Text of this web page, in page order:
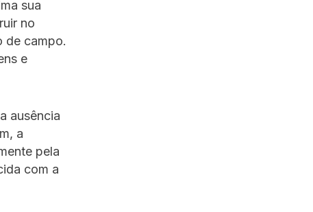
sua
no
de campo.
e
ausência
a
pela
com a